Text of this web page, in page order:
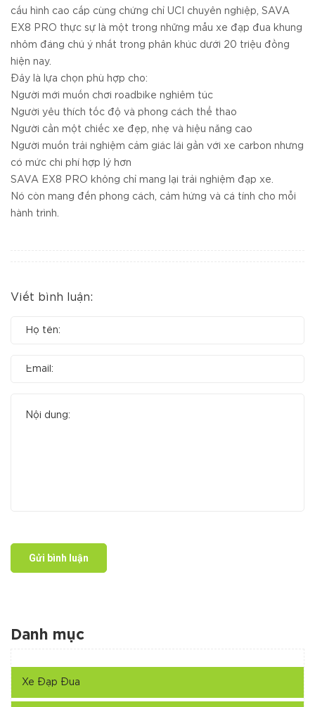
cấu hình cao cấp cùng chứng chỉ UCI chuyên nghiệp, SAVA
EX8 PRO thực sự là một trong những mẫu xe đạp đua khung
nhôm đáng chú ý nhất trong phân khúc dưới 20 triệu đồng
hiện nay.
Đây là lựa chọn phù hợp cho:
Người mới muốn chơi roadbike nghiêm túc
Người yêu thích tốc độ và phong cách thể thao
Người cần một chiếc xe đẹp, nhẹ và hiệu năng cao
Người muốn trải nghiệm cảm giác lái gần với xe carbon nhưng
có mức chi phí hợp lý hơn
SAVA EX8 PRO không chỉ mang lại trải nghiệm đạp xe.
Nó còn mang đến phong cách, cảm hứng và cá tính cho mỗi
hành trình.
Viết bình luận:
Gửi bình luận
Danh mục
Xe Đạp Đua